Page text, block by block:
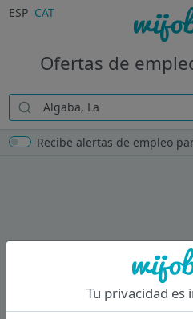
ESP CAT
Ofertas de
Recibe alertas de empleo
Tu privacidad es